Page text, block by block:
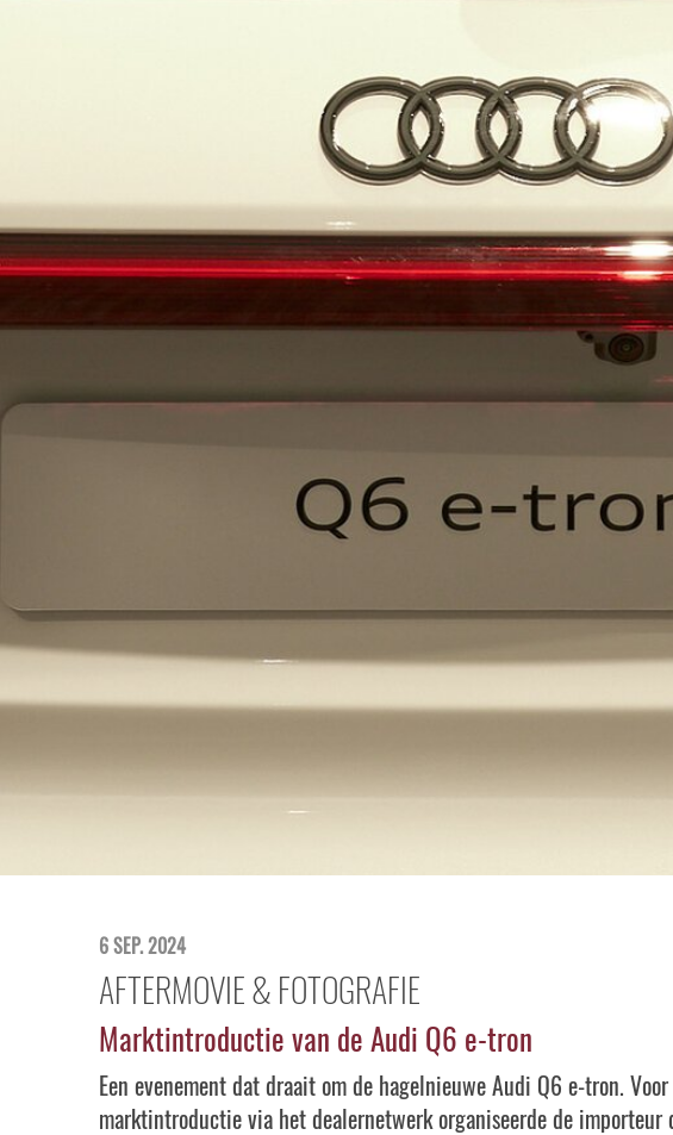
6 SEP. 2024
AFTERMOVIE & FOTOGRAFIE
Marktintroductie van de Audi Q6 e-tron
Een evenement dat draait om de hagelnieuwe Audi Q6 e-tron.
marktintroductie via het dealernetwerk organiseerde de importeur